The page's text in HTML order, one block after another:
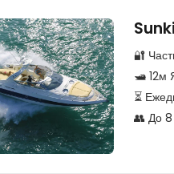
🔐
🛥️ 12м
⏳
👥 До 8